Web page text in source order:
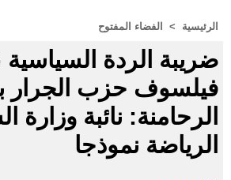
الرئيسية > الفضاء المفتوح
ضريبة الردة السياسية
فيلسوف حزب الجرار
الرحامنة: نائبة وزارة
الرياضة نموذجا